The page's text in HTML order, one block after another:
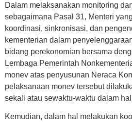
Dalam melaksanakan monitoring
sebagaimana Pasal 31, Menteri
koordinasi, sinkronisasi, dan
kementerian dalam
bidang perekonomian bersama
Lembaga Pemerintah
monev atas penyusunan Neraca
pelaksanaan monev tersebut
sekali atau sewaktu-waktu dalam
Kemudian, dalam hal melakukan